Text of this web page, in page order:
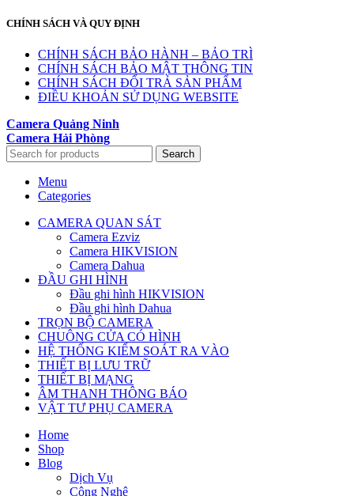
CHÍNH SÁCH VÀ QUY ĐỊNH
CHÍNH SÁCH BẢO HÀNH – BẢO TRÌ
CHÍNH SÁCH BẢO MẬT THÔNG TIN
CHÍNH SÁCH ĐỔI TRẢ SẢN PHẨM
ĐIỀU KHOẢN SỬ DỤNG WEBSITE
Camera Quảng Ninh
Camera Hải Phòng
Search
Menu
Categories
CAMERA QUAN SÁT
Camera Ezviz
Camera HIKVISION
Camera Dahua
ĐẦU GHI HÌNH
Đầu ghi hình HIKVISION
Đầu ghi hình Dahua
TRỌN BỘ CAMERA
CHUÔNG CỬA CÓ HÌNH
HỆ THỐNG KIỂM SOÁT RA VÀO
THIẾT BỊ LƯU TRỮ
THIẾT BỊ MẠNG
ÂM THANH THÔNG BÁO
VẬT TƯ PHỤ CAMERA
Home
Shop
Blog
Dịch Vụ
Công Nghệ